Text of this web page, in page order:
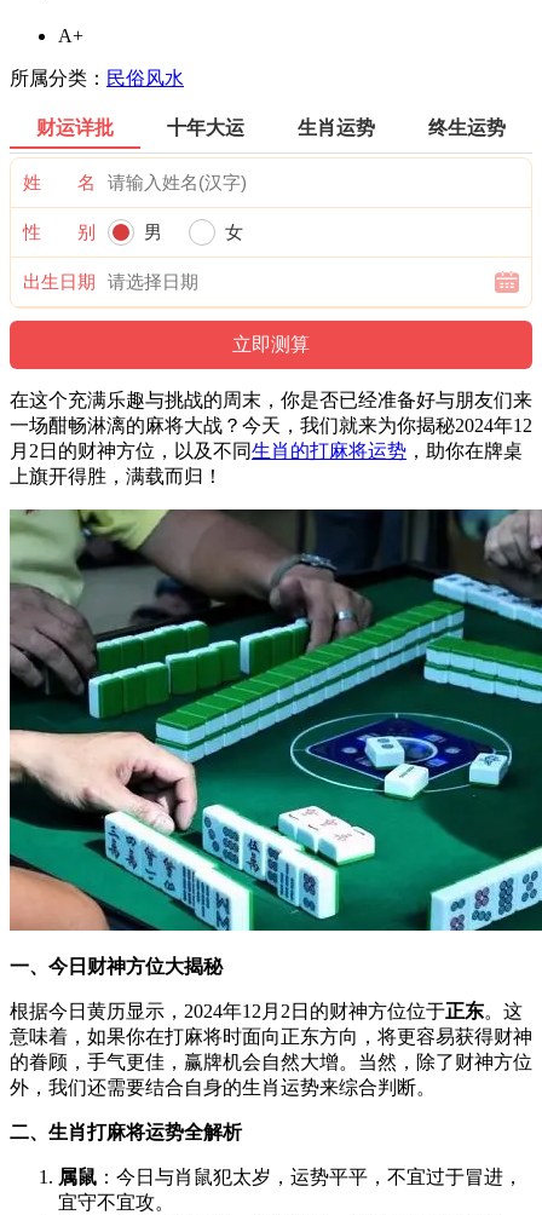
A+
所属分类： 民俗风水
财运详批 十年大运 生肖运势 终生运势
姓 名
性 别 男 女
出生日期
在这个充满乐趣与挑战的周末，你是否已经准备好与朋友们来
一场酣畅淋漓的麻将大战？今天，我们就来为你揭秘2024年12
月2日的财神方位，以及不同生肖的打麻将运势 ，助你在牌桌
上旗开得胜，满载而归！
一、今日财神方位大揭秘
根据今日黄历显示，2024年12月2日的财神方位位于正东。这
意味着，如果你在打麻将时面向正东方向，将更容易获得财神
的眷顾，手气更佳，赢牌机会自然大增。当然，除了财神方位
外，我们还需要结合自身的生肖运势来综合判断。
二、生肖打麻将运势全解析
属鼠 ：今日与肖鼠犯太岁，运势平平，不宜过于冒进，
宜守不宜攻。